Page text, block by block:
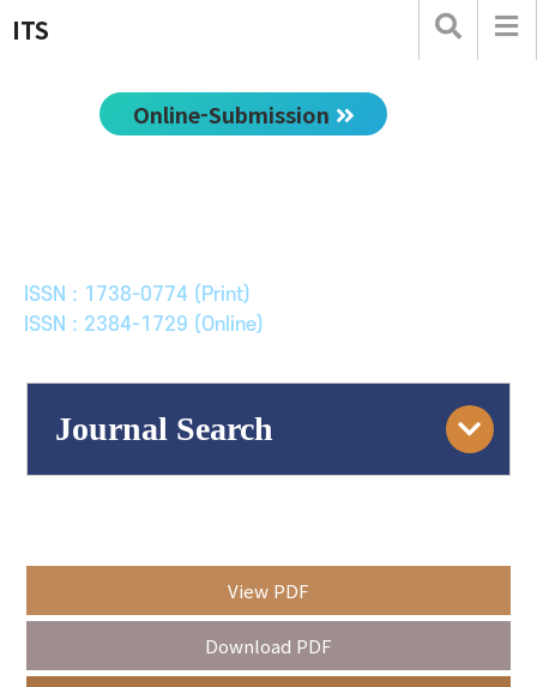
ITS
Online-Submission
ISSN : 1738-0774 (Print)
ISSN : 2384-1729 (Online)
Journal Search
Year(s) :
to
View PDF
Download PDF